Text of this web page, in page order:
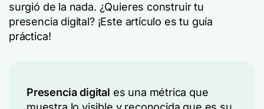
surgió de la nada. ¿Quieres construir tu
presencia digital? ¡Este artículo es tu guía
práctica!
Presencia digital es una métrica que